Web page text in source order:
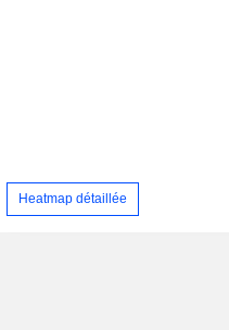
Heatmap détaillée